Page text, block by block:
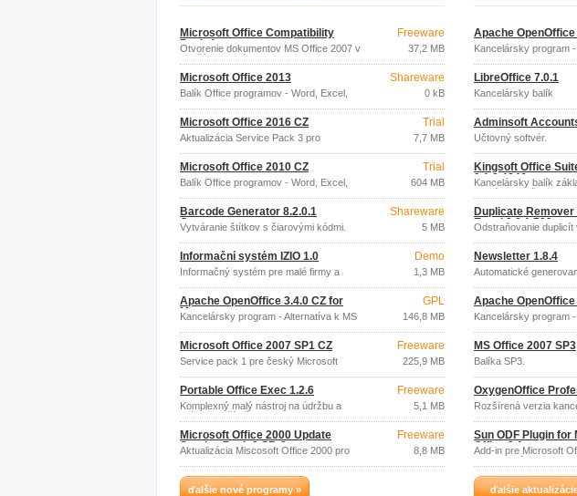
Microsoft Office Compatibility
Pack 4
Otvorenie dokumentov MS Office 2007 v
starších verziách MS Office
Freeware
37,2 MB
Microsoft Office 2013
Balík Office programov - Word, Excel,
Shareware
0 kB
Microsoft Office 2016 CZ
Aktualizácia Service Pack 3 pro
Trial
7,7 MB
Microsoft Office 2010 CZ
Balík Office programov - Word, Excel,
Trial
604 MB
Barcode Generator 8.2.0.1
Corporate
Vytváranie štítkov s čiarovými kódmi.
Shareware
5 MB
Informační systém IZIO 1.0
Informačný systém pre malé firmy a
Demo
1,3 MB
Apache OpenOffice 3.4.0 CZ for
Mac
Kancelársky program - Alternatíva k MS
GPL
146,8 MB
Microsoft Office 2007 SP1 CZ
Service pack 1 pre český Microsoft
Freeware
225,9 MB
Portable Office Exec 1.2.6
Komplexný malý nástroj na údržbu a
prácu s počítačom.
Freeware
5,1 MB
Microsoft Office 2000 Update
Service Pack 2 SR-2
Aktualizácia Miscosoft Office 2000 pro
Freeware
8,8 MB
ďalšie nové programy »
Apache OpenOffice
Kancelársky program
LibreOffice 7.0.1
Kancelársky balík
Adminsoft
Účtovný softvér.
Kingsoft Office
9.1.0.4246
Kancelársky balík
voľnému použitiu.
Duplicate
Excel 3.0.1.709
Odstraňovanie duplicít
Newsletter 1.8.4
Automatické
Apache OpenOffice
Kancelársky program
MS Office 2007 SP3
Balíka SP3.
OxygenOffice
Rozšírená verzia
Sun ODF Plugin for
Office 3.1
Add-in pre Microsoft
ODF formátom.
ďalšie